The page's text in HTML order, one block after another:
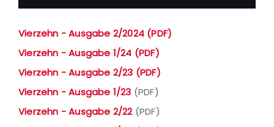
Vierzehn - Ausgabe 2/2024 (PDF)
Vierzehn - Ausgabe 1/24 (PDF)
Vierzehn - Ausgabe 2/23 (PDF)
Vierzehn - Ausgabe 1/23 (PDF)
Vierzehn - Ausgabe 2/22 (PDF)